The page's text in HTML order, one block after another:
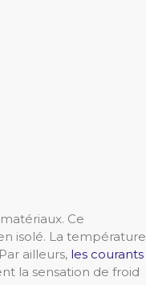
Ce
isolé. La température
ailleurs, les courants
la sensation de froid